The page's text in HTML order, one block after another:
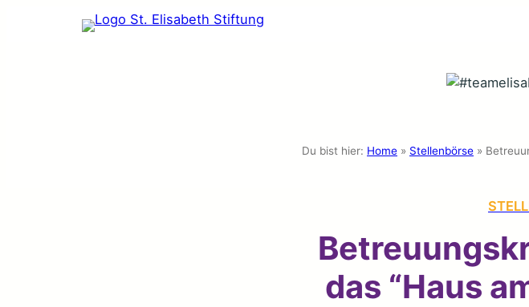
Du bist hier: Home » Stellenbörse »
das “Haus